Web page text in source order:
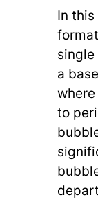
In
a
to